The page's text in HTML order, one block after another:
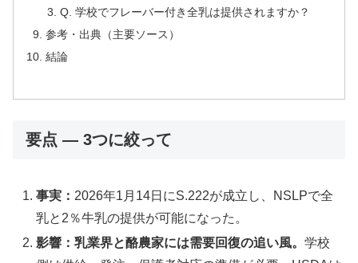
Q. 学校でフレーバー付き全乳は提供されますか？
参考・出典（主要ソース）
結論
要点 — 3つに絞って
事実： 2026年1月14日にS.222が成立し、NSLPで全
乳と2％牛乳の提供が可能になった。
影響：乳業界と酪農家には需要回復の追い風。学校